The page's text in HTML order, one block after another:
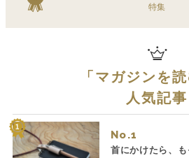
特集
「 マガジンを
人気記事
No.
首にかけたら、